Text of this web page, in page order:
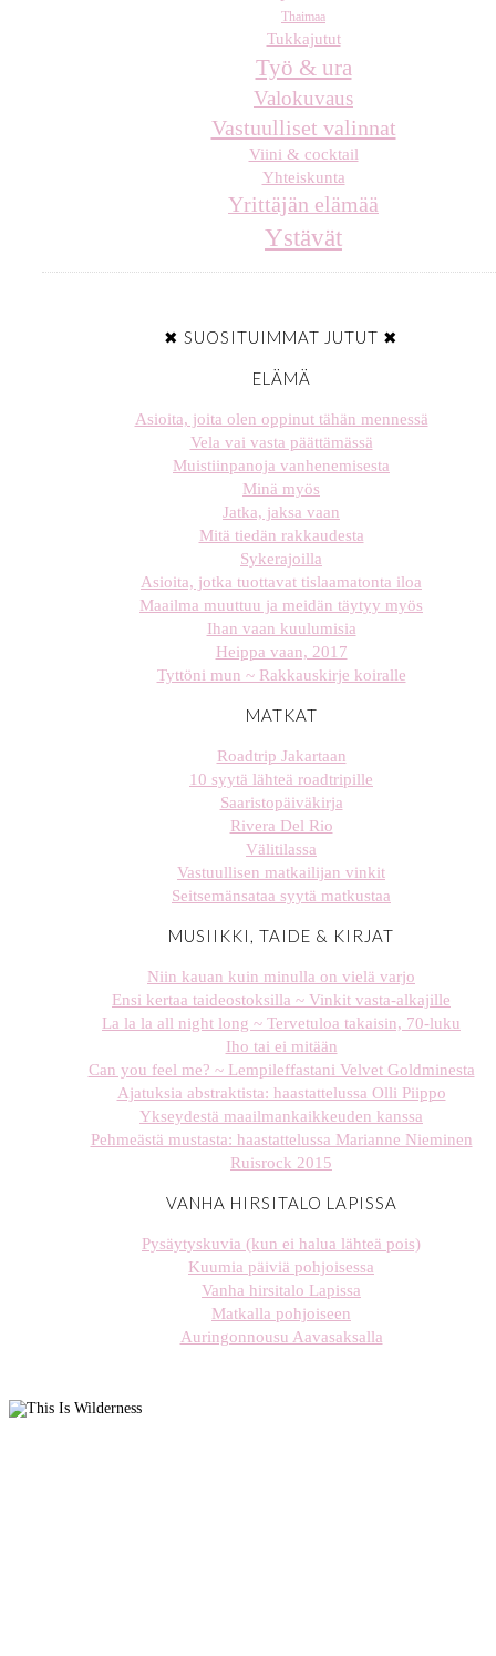
Thaimaa
Tukkajutut
Työ & ura
Valokuvaus
Vastuulliset valinnat
Viini & cocktail
Yhteiskunta
Yrittäjän elämää
Ystävät
✖ SUOSITUIMMAT JUTUT ✖
ELÄMÄ
Asioita, joita olen oppinut tähän mennessä
Vela vai vasta päättämässä
Muistiinpanoja vanhenemisesta
Minä myös
Jatka, jaksa vaan
Mitä tiedän rakkaudesta
Sykerajoilla
Asioita, jotka tuottavat tislaamatonta iloa
Maailma muuttuu ja meidän täytyy myös
Ihan vaan kuulumisia
Heippa vaan, 2017
Tyttöni mun ~ Rakkauskirje koiralle
MATKAT
Roadtrip Jakartaan
10 syytä lähteä roadtripille
Saaristopäiväkirja
Rivera Del Rio
Välitilassa
Vastuullisen matkailijan vinkit
Seitsemänsataa syytä matkustaa
MUSIIKKI, TAIDE & KIRJAT
Niin kauan kuin minulla on vielä varjo
Ensi kertaa taideostoksilla ~ Vinkit vasta-alkajille
La la la all night long ~ Tervetuloa takaisin, 70-luku
Iho tai ei mitään
Can you feel me? ~ Lempileffastani Velvet Goldminesta
Ajatuksia abstraktista: haastattelussa Olli Piippo
Ykseydestä maailmankaikkeuden kanssa
Pehmeästä mustasta: haastattelussa Marianne Nieminen
Ruisrock 2015
VANHA HIRSITALO LAPISSA
Pysäytyskuvia (kun ei halua lähteä pois)
Kuumia päiviä pohjoisessa
Vanha hirsitalo Lapissa
Matkalla pohjoiseen
Auringonnousu Aavasaksalla